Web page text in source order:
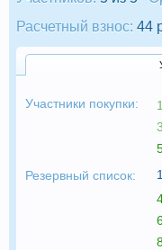
Расчетный взнос: 44
Участники покупки:
Резервный список: